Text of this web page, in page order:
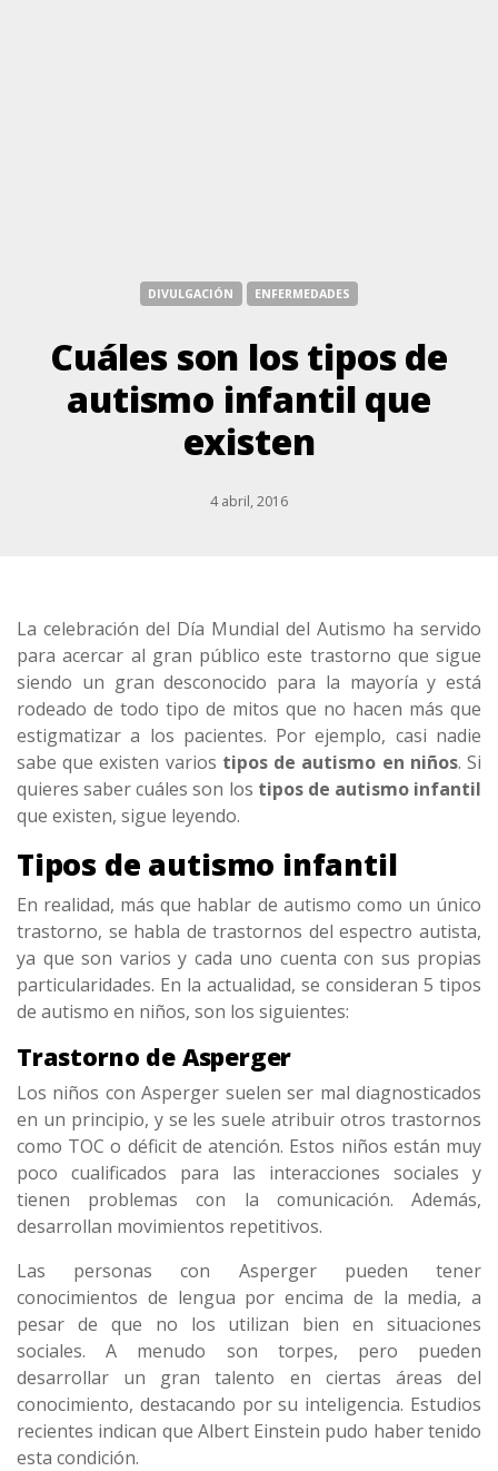
DIVULGACIÓN ENFERMEDADES
Cuáles son los tipos de
autismo infantil que
existen
4 abril, 2016
La celebración del Día Mundial del Autismo ha servido
para acercar al gran público este trastorno que sigue
siendo un gran desconocido para la mayoría y está
rodeado de todo tipo de mitos que no hacen más que
estigmatizar a los pacientes. Por ejemplo, casi nadie
sabe que existen varios tipos de autismo en niños. Si
quieres saber cuáles son los tipos de autismo infantil
que existen, sigue leyendo.
Tipos de autismo infantil
En realidad, más que hablar de autismo como un único
trastorno, se habla de trastornos del espectro autista,
ya que son varios y cada uno cuenta con sus propias
particularidades. En la actualidad, se consideran 5 tipos
de autismo en niños, son los siguientes:
Trastorno de Asperger
Los niños con Asperger suelen ser mal diagnosticados
en un principio, y se les suele atribuir otros trastornos
como TOC o déficit de atención. Estos niños están muy
poco cualificados para las interacciones sociales y
tienen problemas con la comunicación. Además,
desarrollan movimientos repetitivos.
Las personas con Asperger pueden tener
conocimientos de lengua por encima de la media, a
pesar de que no los utilizan bien en situaciones
sociales. A menudo son torpes, pero pueden
desarrollar un gran talento en ciertas áreas del
conocimiento, destacando por su inteligencia. Estudios
recientes indican que Albert Einstein pudo haber tenido
esta condición.